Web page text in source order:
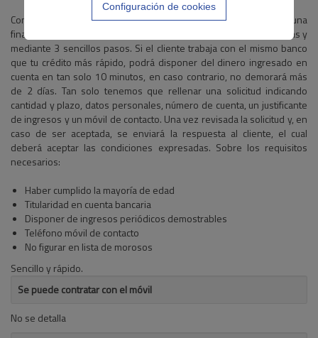
Configuración de cookies
Con los Minicréditos de tu crédito más rápido, podemos obtener una
financiación de hasta 300 € para lo que necesitemos, sin preguntas y
mediante 3 sencillos pasos. Si el cliente trabaja con el mismo banco
que tu crédito más rápido, podrá disponer del dinero ingresado en
cuenta en tan solo 10 minutos, en caso contrario, no demorará más
de 2 días. Tan solo tenemos que rellenar una solicitud indicando
cantidad y plazo, datos personales, número de cuenta, un justificante
de ingresos y un móvil de contacto. Una vez revisada la solicitud y, en
caso de ser aceptada, se enviará la respuesta al cliente, el cual
deberá aceptar las condiciones expresadas. Sobre los requisitos
necesarios:
Haber cumplido la mayoría de edad
Titularidad en cuenta bancaria
Disponer de ingresos periódicos demostrables
Teléfono móvil de contacto
No figurar en lista de morosos
Sencillo y rápido.
Se puede contratar con el móvil
No se detalla